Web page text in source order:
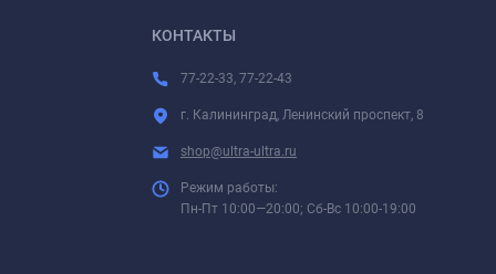
КОНТАКТЫ
77-22-33, 77-22-43
г. Калининград, Ленинский проспект, 8
shop@ultra-ultra.ru
Режим работы:
Пн-Пт 10:00—20:00; Сб-Вс 10:00-19:00